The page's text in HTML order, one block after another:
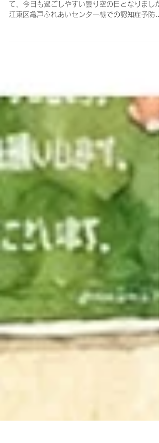
江東区「脳🧠いきいきタブレッ
ト講座」 月曜コース 11回
た、生成AI 「AIって何か怖い感じ」 「ニュース
若い子達は、相談は家族や、先生、友達にはせず
に、チャットGPTにしてるって聞いたわ」 上手
使えば、側にとても物知りな親切な友達がいるよ
うなものです！ この講座で、心配なく、チャッ
GPTと仲良くなってみますよ！ 1クラス目の様子
2クラス目の様子 「毎回、感動させられてるけ
ど、今日は本当にびっくりしたわ！こんな便利な
ものがあるなんて、使いこなせれば良いわね」
「何を言っても怒らない友達が側にいるのね」
わ〜」 「思春期の孫への接し方、聞いてみたわ
色々アドバイスしてくれて、時間を忘れて話しち
ゃいそう」 あっという間に、時間となり、 最後
丸まってしまった背中を真っ直ぐ、シャキッとさ